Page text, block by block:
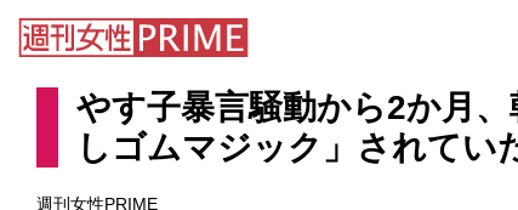
やす子暴言騒動から2か月
しゴムマジック」されてい
週刊女性PRIME